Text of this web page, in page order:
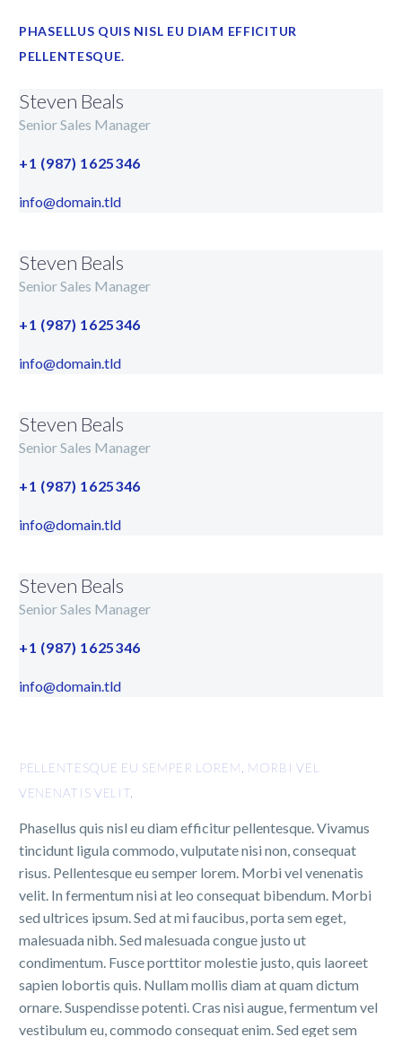
PHASELLUS QUIS NISL EU DIAM EFFICITUR
PELLENTESQUE.
Steven Beals
Senior Sales Manager
+1 (987) 1625346
info@domain.tld
Steven Beals
Senior Sales Manager
+1 (987) 1625346
info@domain.tld
Steven Beals
Senior Sales Manager
+1 (987) 1625346
info@domain.tld
Steven Beals
Senior Sales Manager
+1 (987) 1625346
info@domain.tld
PELLENTESQUE EU SEMPER LOREM. MORBI VEL
VENENATIS VELIT.
Phasellus quis nisl eu diam efficitur pellentesque. Vivamus
tincidunt ligula commodo, vulputate nisi non, consequat
risus. Pellentesque eu semper lorem. Morbi vel venenatis
velit. In fermentum nisi at leo consequat bibendum. Morbi
sed ultrices ipsum. Sed at mi faucibus, porta sem eget,
malesuada nibh. Sed malesuada congue justo ut
condimentum. Fusce porttitor molestie justo, quis laoreet
sapien lobortis quis. Nullam mollis diam at quam dictum
ornare. Suspendisse potenti. Cras nisi augue, fermentum vel
vestibulum eu, commodo consequat enim. Sed eget sem